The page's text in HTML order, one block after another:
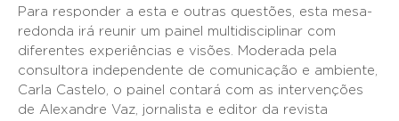
Para responder a esta e outras questões, esta mesa-
redonda irá reunir um painel multidisciplinar com
diferentes experiências e visões. Moderada pela
consultora independente de comunicação e ambiente,
Carla Castelo, o painel contará com as intervenções
de Alexandre Vaz, jornalista e editor da revista